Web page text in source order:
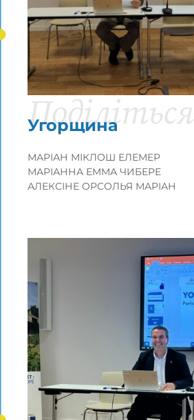
Угорщина
Поділіться
МАРІАН МІКЛОШ ЕЛЕМЕР
МАРІАННА ЕММА ЧИБЕРЕ
АЛЕКСІНЕ ОРСОЛЬЯ МАРІАН